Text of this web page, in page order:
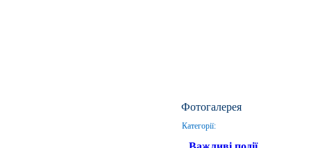
Фотогалерея
Категорії: